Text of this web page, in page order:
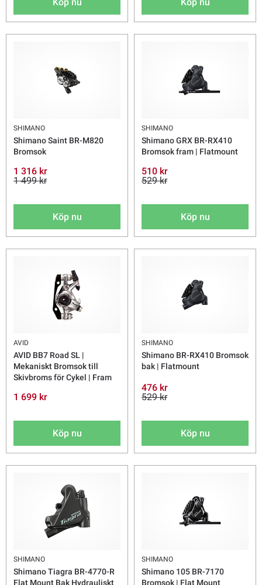
SHIMANO
Shimano Saint BR-M820
Bromsok
1 316 kr
1 499 kr
Köp nu
SHIMANO
Shimano GRX BR-RX410
Bromsok fram | Flatmount
510 kr
529 kr
Köp nu
AVID
AVID BB7 Road SL |
Mekaniskt Bromsok till
Skivbroms för Cykel | Fram
1 699 kr
Köp nu
SHIMANO
Shimano BR-RX410 Bromsok
bak | Flatmount
476 kr
529 kr
Köp nu
SHIMANO
Shimano Tiagra BR-4770-R
Flat Mount Bak Hydrauliskt
SHIMANO
Shimano 105 BR-7170
Bromsok | Flat Mount